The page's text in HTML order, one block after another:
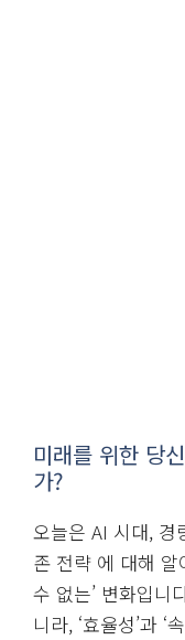
미래를 위한 당
가?
오늘은 AI 시대, 경
존 전략 에 대해 알
수 없는’ 변화입니
니라, ‘효율성’과 ‘